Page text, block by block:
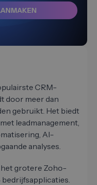
CRM-
door meer dan
gebruikt. Het biedt
leadmanagement,
AI-
analyses.
het grotere Zoho-
bedrijfsapplicaties.